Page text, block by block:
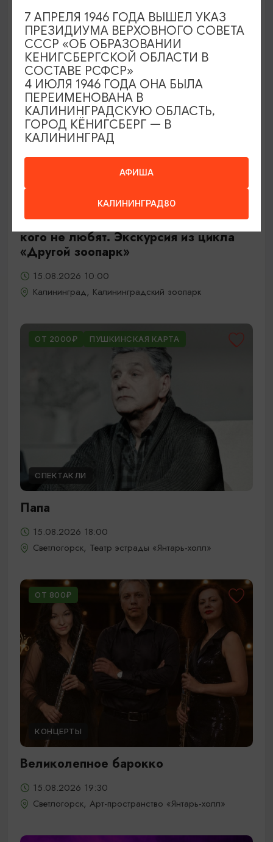
ОТ 500₽
Тайны панциря и чешуи или о тех,
кого не любят. Экскурсия из цикла
«Другой зоопарк»
15.08.2026 10:00
Калининград, Калининградский зоопарк
ОТ 2000₽ ПУШКИНСКАЯ КАРТА
СПЕКТАКЛИ
Папа
15.08.2026 18:00
Светлогорск, Театр эстрады «Янтарь-холл»
ОТ 800₽
КОНЦЕРТЫ
Великолепное барокко
15.08.2026 19:30
Светлогорск, Арт-пространство «Янтарь-холл»
АФИША
КАЛИНИНГРАД80
7 АПРЕЛЯ 1946 ГОДА ВЫШЕЛ УКАЗ
ПРЕЗИДИУМА ВЕРХОВНОГО СОВЕТА
СССР «ОБ ОБРАЗОВАНИИ
КЕНИГСБЕРГСКОЙ ОБЛАСТИ В
СОСТАВЕ РСФСР»
4 ИЮЛЯ 1946 ГОДА ОНА БЫЛА
ПЕРЕИМЕНОВАНА В
КАЛИНИНГРАДСКУЮ ОБЛАСТЬ,
ГОРОД КЁНИГСБЕРГ — В
КАЛИНИНГРАД